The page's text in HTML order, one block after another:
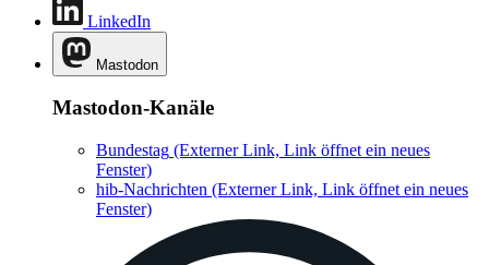
LinkedIn
Mastodon
Mastodon-Kanäle
Bundestag (Externer Link, Link öffnet ein neues
Fenster)
hib-Nachrichten (Externer Link, Link öffnet ein neues
Fenster)